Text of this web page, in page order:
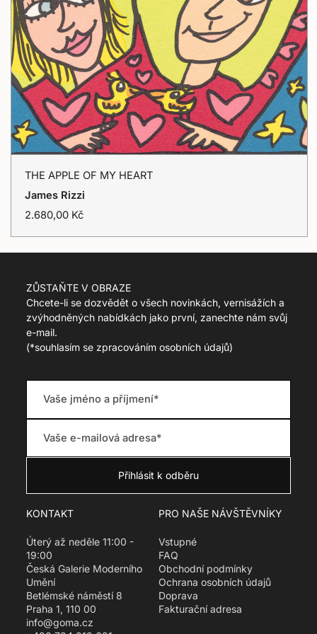
c
e
s
s
i
n
g
:
c
s
.
p
r
o
d
c
t
r
e
a
r
_
p
HEART
THE APPLE OF MY HEART
James Rizzi
T
a
n
a
t
i
o
n
:
.
p
o
d
u
c
t
r
e
2.680,00 Kč
ZŮSTAŇTE V OBRAZE
Chcete-li se dozvědět o všech novinkách, vernisážích a
zvýhodněných nabídkách jako první, zanechte nám svůj
e-mail.
(*souhlasím se zpracováním osobních údajů)
KONTAKT
Úterý až neděle 11:00 -
19:00
Česká Galerie Moderního
Umění
Betlémské náměstí 8
Praha 1, 110 00
info@goma.cz
PRO NAŠE NÁVŠTĚVNÍKY
Vstupné
FAQ
Obchodní podmínky
Ochrana osobních údajů
Doprava
Fakturační adresa